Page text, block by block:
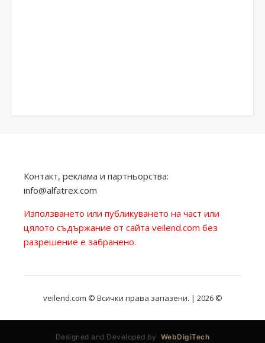
Контакт, реклама и партньорства:
info@alfatrex.com
Използването или публикуването на част или
цялото съдържание от сайта veilend.com без
разрешение е забранено.
veilend.com © Всички права запазени. | 2026 ©
Designed and Developed by WebDigiTech